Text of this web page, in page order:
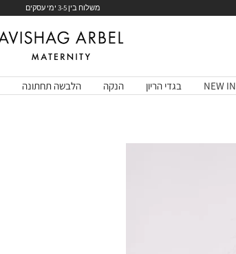
לחצי כאן
Avishag
NEW IN בגדי הריון הנקה הלבשה תחתונה